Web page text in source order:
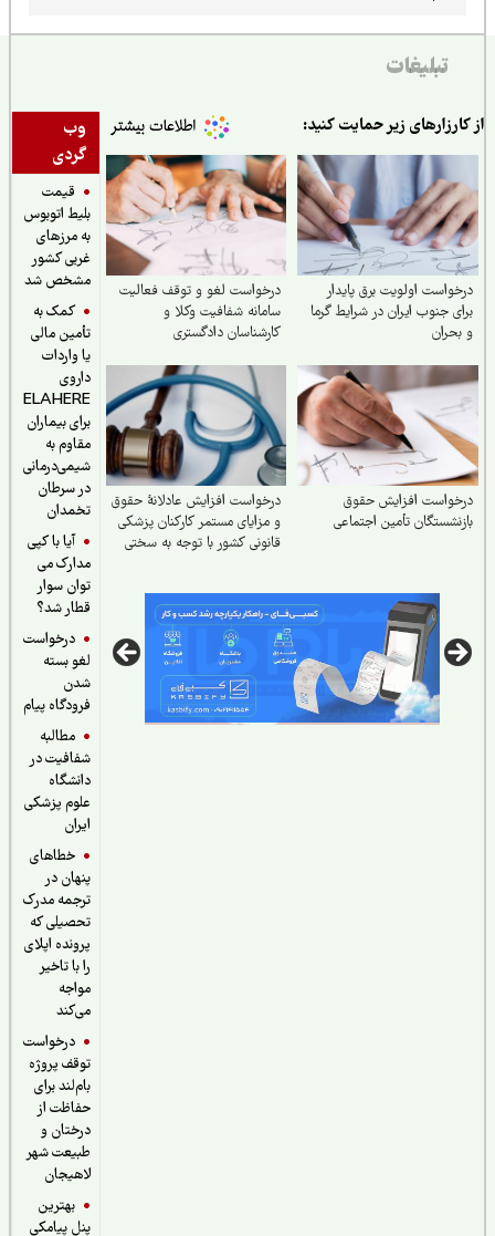
تبلیغات
وب
گردی
قیمت
بلیط اتوبوس
به مرزهای
غربی کشور
مشخص شد
کمک به
تأمین مالی
یا واردات
ELAHERE
برای بیماران
مقاوم به
شیمی‌درمانی
در سرطان
تخمدان
آیا با کپی
مدارک می
توان سوار
قطار شد؟
درخواست
لغو بسته
فرودگاه پیام
مطالبه
شفافیت در
دانشگاه
علوم پزشکی
خطاهای
پنهان در
ترجمه مدرک
تحصیلی که
پرونده اپلای
را با تاخیر
درخواست
توقف پروژه
بام‌لند برای
حفاظت از
درختان و
طبیعت شهر
لاهیجان
بهترین
پنل پیامکی
زیر حمایت کنید:
اولویت برق پایدار
جنوب ایران در شرایط گرما
درخواست لغو و توقف فعالیت
سامانه شفافیت وکلا و
کارشناسان دادگستری
افزایش حقوق
تأمین اجتماعی
درخواست افزایش عادلانهٔ حقوق
و مزایای مستمر کارکنان پزشکی
قانونی کشور با توجه به سختی